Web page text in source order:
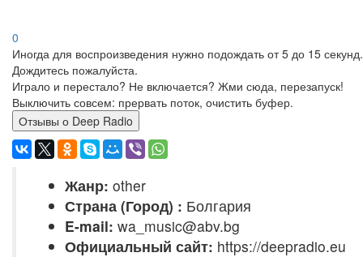
0
Иногда для воспроизведения нужно подождать от 5 до 15 секунд.
Дождитесь пожалуйста.
Играло и перестало? Не включается? Жми сюда, перезапуск!
Выключить совсем: прервать поток, очистить буфер.
Отзывы о Deep Radio
Жанр: other
Страна (Город) : Болгария
E-mail: wa_music@abv.bg
Официальный сайт: https://deepradio.eu